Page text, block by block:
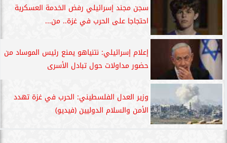
سجن مجند إسرائيلي رفض الخدمة العسكرية
احتجاجا على الحرب في غزة.. من...
إعلام إسرائيلي: نتنياهو يمنع رئيس الموساد من
حضور مداولات حول تبادل الأسرى
وزير العدل الفلسطيني: الحرب في غزة تهدد
الأمن والسلام الدوليين (فيديو)